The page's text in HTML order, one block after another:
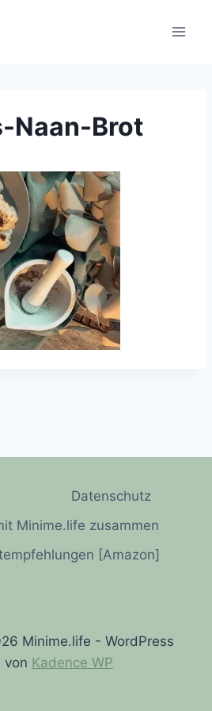
Naan-Brot
Datenschutz
Minime.life zusammen
[Amazon]
Minime.life - WordPress
von Kadence WP